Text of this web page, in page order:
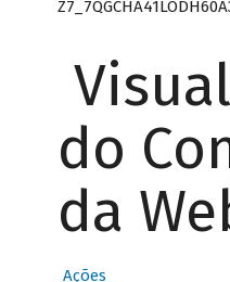
do
da
Ações